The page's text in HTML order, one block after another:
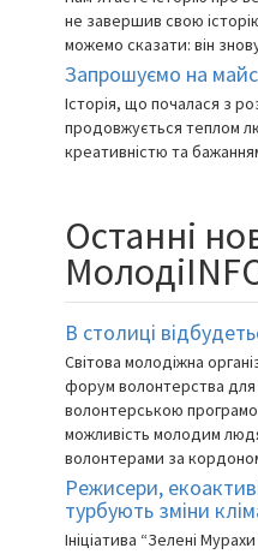
не завершив свою
можемо сказати: він
Запрошуємо на
Історія, що почалася з
продовжується теплом
креативністю та
Останні
В столиці
Світова молодіжна
форум волонтерства
волонтерською
можливість молодим
волонтерами за
Режисери,
турбують зміни
Ініціатива “Зелені